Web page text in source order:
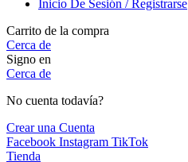
Inicio De Sesión / Registrarse
Carrito de la compra
Cerca de
Signo en
Cerca de
No cuenta todavía?
Crear una Cuenta
Facebook Instagram TikTok
Tienda